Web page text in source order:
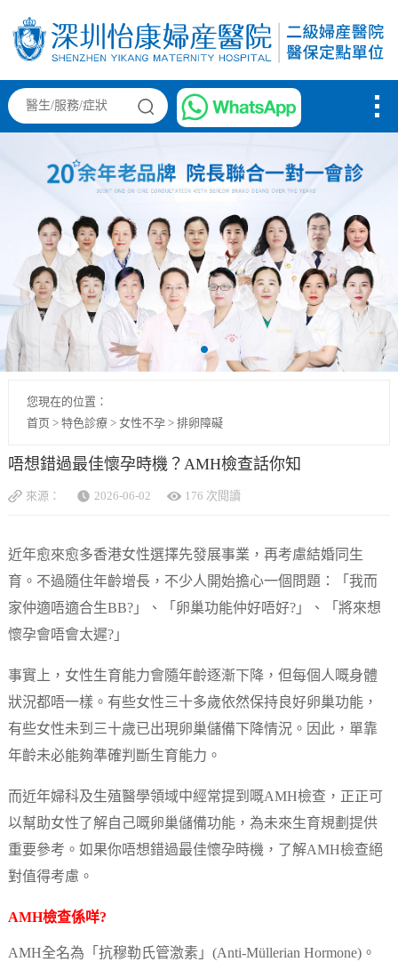
您現在的位置：
首页 > 特色診療> 女性不孕> 排卵障礙
唔想錯過最佳懷孕時機？AMH檢查話你知
來源： 2026-06-02 176 次閱讀
近年愈來愈多香港女性選擇先發展事業，再考慮結婚同生
育。不過隨住年齡增長，不少人開始擔心一個問題：「我而
家仲適唔適合生BB?」、「卵巢功能仲好唔好?」、「將來想
懷孕會唔會太遲?」
事實上，女性生育能力會隨年齡逐漸下降，但每個人嘅身體
狀況都唔一樣。有些女性三十多歲依然保持良好卵巢功能，
有些女性未到三十歲已出現卵巢儲備下降情況。因此，單靠
年齡未必能夠準確判斷生育能力。
而近年婦科及生殖醫學領域中經常提到嘅AMH檢查，正正可
以幫助女性了解自己嘅卵巢儲備功能，為未來生育規劃提供
重要參考。如果你唔想錯過最佳懷孕時機，了解AMH檢查絕
對值得考慮。
AMH檢查係咩?
AMH全名為「抗穆勒氏管激素」(Anti-Müllerian Hormone)。